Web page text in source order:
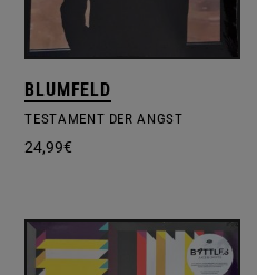
BLUMFELD
TESTAMENT DER ANGST
24,99€